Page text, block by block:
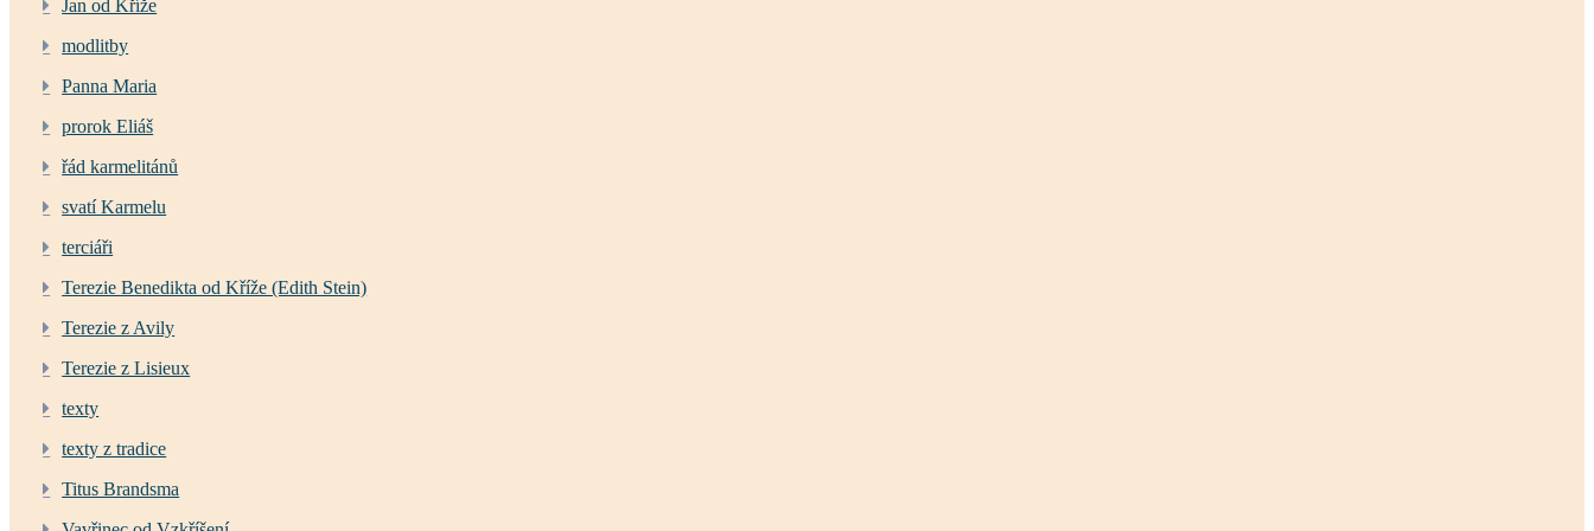
Jan od Kříže
modlitby
Panna Maria
prorok Eliáš
řád karmelitánů
svatí Karmelu
terciáři
Terezie Benedikta od Kříže (Edith Stein)
Terezie z Avily
Terezie z Lisieux
texty
texty z tradice
Titus Brandsma